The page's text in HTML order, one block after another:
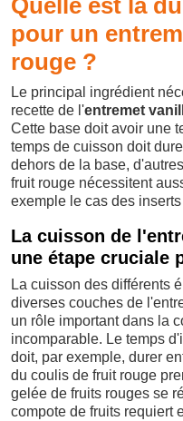
Quelle est la
pour un
rouge ?
Le principal ingrédient
recette de l'entremet
Cette base doit avoir une
temps de cuisson doit
dehors de la base,
fruit rouge nécessitent
exemple le cas des
La cuisson de
une étape cruciale
La cuisson des différents
diverses couches de
un rôle important dans la
incomparable. Le temps
doit, par exemple, durer
du coulis de fruit rouge
gelée de fruits rouges se
compote de fruits requiert